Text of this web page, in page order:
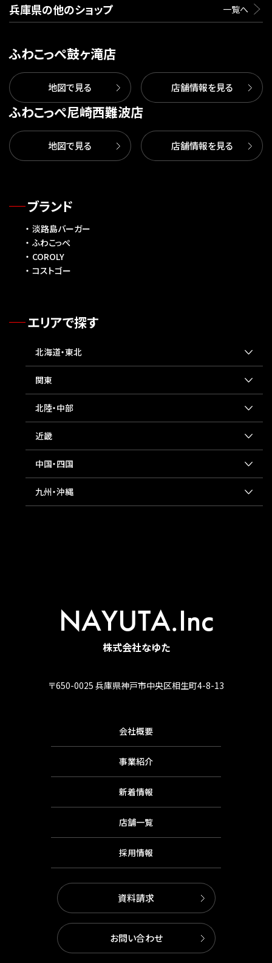
ブランド
淡路島バーガー
ふわこっぺ
COROLY
コストゴー
エリアで探す
北海道・東北
関東
北陸・中部
近畿
中国・四国
九州・沖縄
兵庫県の他のショップ 一覧へ
ふわこっぺ鼓ヶ滝店
地図で見る 店舗情報を見る
ふわこっぺ尼崎西難波店
地図で見る 店舗情報を見る
NAYUTA.Inc
株式会社なゆた
〒650-0025 兵庫県神戸市中央区相生町4-8-13
会社概要
事業紹介
新着情報
店舗一覧
採用情報
資料請求
お問い合わせ